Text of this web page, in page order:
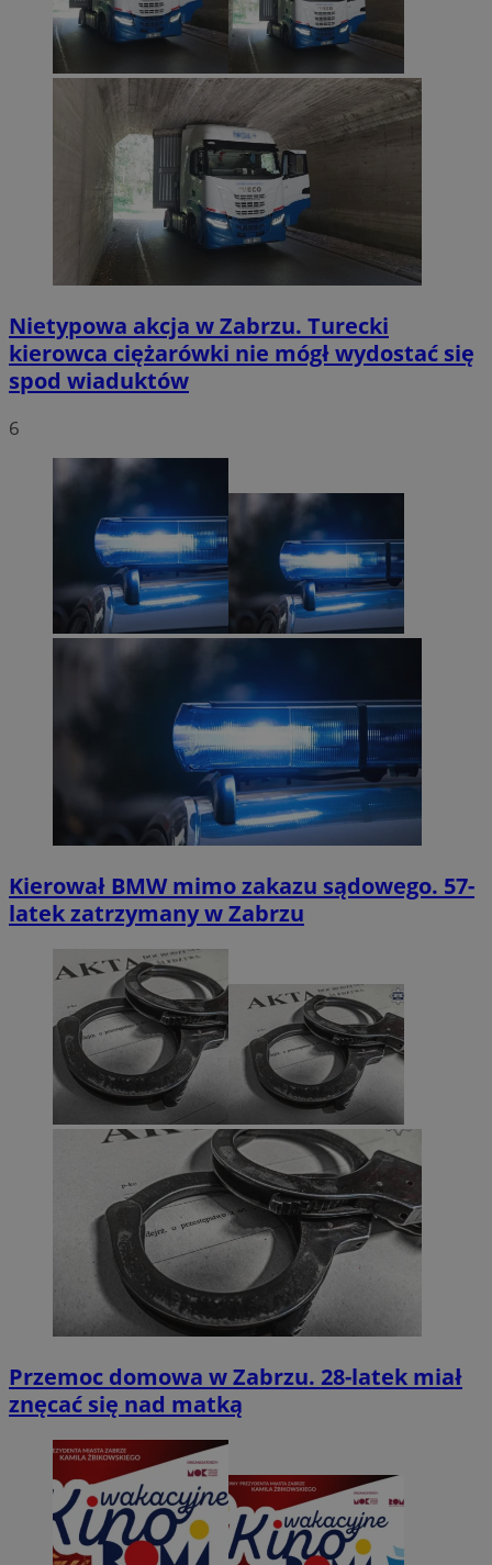
Nietypowa akcja w Zabrzu. Turecki
kierowca ciężarówki nie mógł wydostać się
spod wiaduktów
6
Kierował BMW mimo zakazu sądowego. 57-
latek zatrzymany w Zabrzu
Przemoc domowa w Zabrzu. 28-latek miał
znęcać się nad matką